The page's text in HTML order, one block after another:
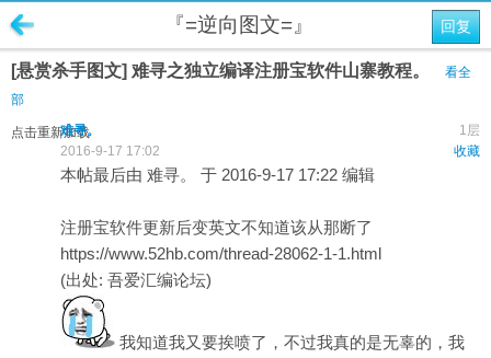
回复
『=逆向图文=』
[悬赏杀手图文] 难寻之独立编译注册宝软件山寨教程。
看全
部
点击重新加载 1层
难寻。
收藏
2016-9-17 17:02
本帖最后由 难寻。 于 2016-9-17 17:22 编辑
注册宝软件更新后变英文不知道该从那断了
https://www.52hb.com/thread-28062-1-1.html
(出处: 吾爱汇编论坛)
我知道我又要挨喷了，不过我真的是无辜的，我